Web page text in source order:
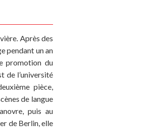
Après des
pendant un an
promotion du
de l’université
pièce,
de langue
puis au
de Berlin, elle